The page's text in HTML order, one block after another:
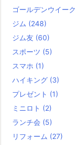
ゴールデンウイーク
ジム (248)
ジム友 (60)
スポーツ (5)
スマホ (1)
ハイキング (3)
プレゼント (1)
ミニロト (2)
ランチ会 (5)
リフォーム (27)